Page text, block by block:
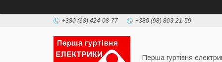
+380 (68) 424-08-77 +380 (98) 803-21-59
Перша гуртівня